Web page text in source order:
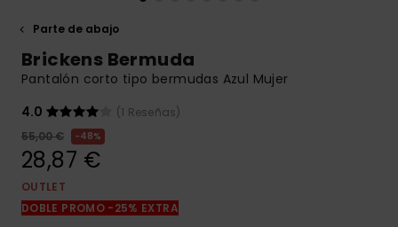
conversación
respuestas a
las preguntas
formulario de
contacto.
Parte de abajo
Brickens Bermuda
Pantalón corto tipo bermudas Azul Mujer
4.0
(1 Reseñas)
55,00 €
48%
28,87 €
OUTLET
DOBLE PROMO -25% EXTRA